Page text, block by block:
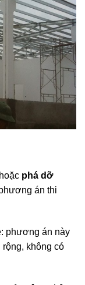
phá dỡ
án thi
phương án này
không có